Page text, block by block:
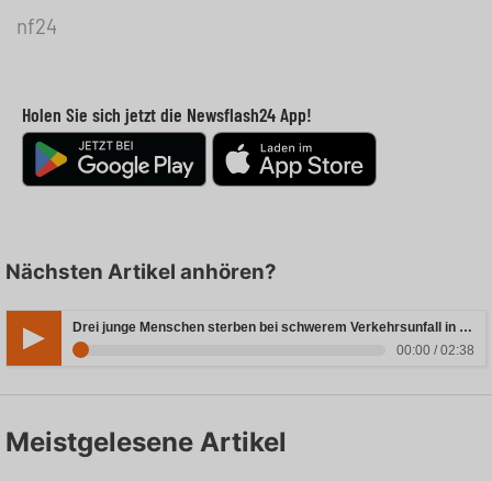
nf24
Holen Sie sich jetzt die Newsflash24 App!
Nächsten Artikel anhören?
Drei junge Menschen sterben bei schwerem Verkehrsunfall in Rheinland-Pfalz
00:00 / 02:38
Meistgelesene Artikel